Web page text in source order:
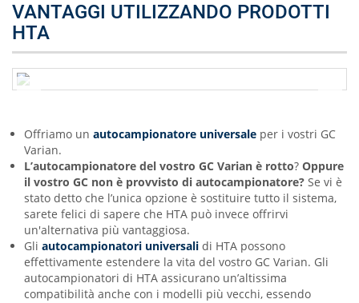
VANTAGGI UTILIZZANDO PRODOTTI
HTA
Offriamo un autocampionatore universale per i vostri GC
Varian.
L’autocampionatore del vostro GC Varian è rotto? Oppure
il vostro GC non è provvisto di autocampionatore? Se vi è
stato detto che l’unica opzione è sostituire tutto il sistema,
sarete felici di sapere che HTA può invece offrirvi
un'alternativa più vantaggiosa.
Gli autocampionatori universali di HTA possono
effettivamente estendere la vita del vostro GC Varian. Gli
autocampionatori di HTA assicurano un’altissima
compatibilità anche con i modelli più vecchi, essendo